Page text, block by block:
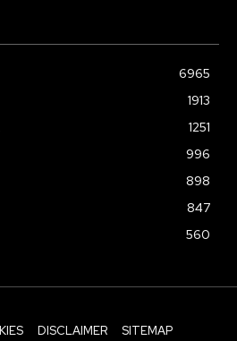
6965
1913
1251
996
898
847
560
DISCLAIMER SITEMAP